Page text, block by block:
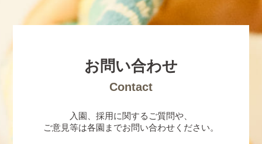
お問い合わせ
Contact
入園、採用に関するご質問や、
ご意見等は各園までお問い合わせください。